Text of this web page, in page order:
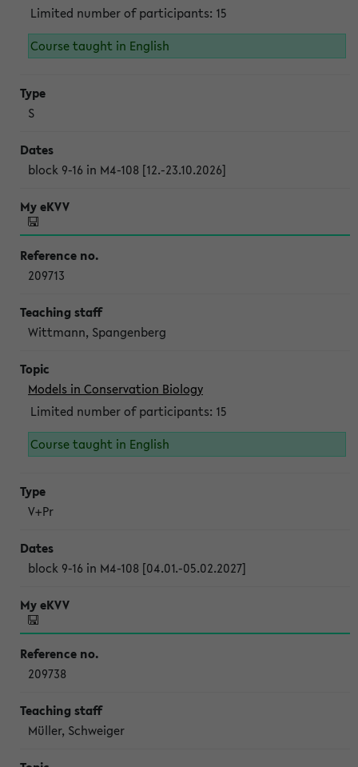
Limited number of participants: 15
Course taught in English
S
block 9-16 in M4-108 [12.-23.10.2026]
209713
Wittmann, Spangenberg
Models in Conservation Biology
Limited number of participants: 15
Course taught in English
V+Pr
block 9-16 in M4-108 [04.01.-05.02.2027]
209738
Müller, Schweiger